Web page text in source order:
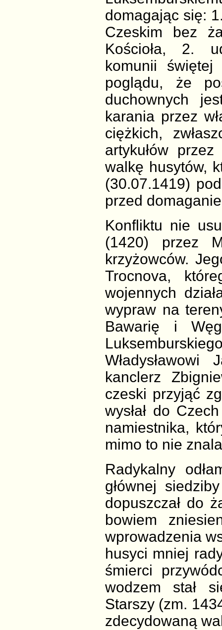
domagając się:
Czeskim bez
Kościoła, 2.
komunii
poglądu, że
duchownych
karania przez
ciężkich,
artykułów
walkę husytów,
(30.07.1419)
przed
Konfliktu nie
(1420) przez
krzyżowców.
Trocnova,
wojennych
wypraw na
Bawarię i
Władysławowi
kanclerz
czeski przyjąć
wysłał do
namiestnika,
mimo to nie
Radykalny
głównej
dopuszczał do
bowiem
wprowadzenia
husyci mniej
śmierci
wodzem stał
Starszy (zm.
zdecydowaną